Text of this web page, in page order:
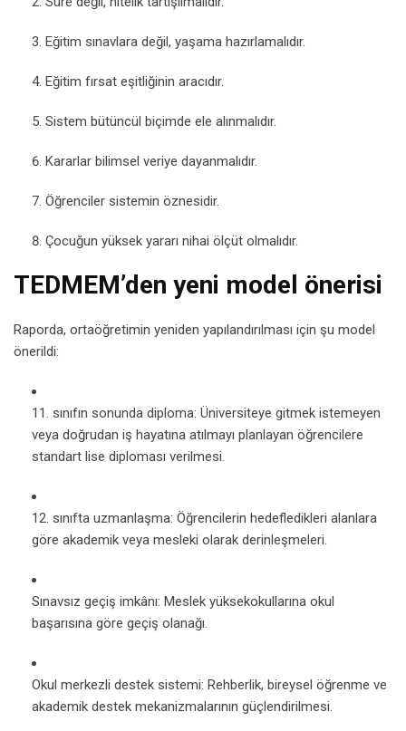
Eğitim sınavlara değil, yaşama hazırlamalıdır.
Eğitim fırsat eşitliğinin aracıdır.
Sistem bütüncül biçimde ele alınmalıdır.
Kararlar bilimsel veriye dayanmalıdır.
Öğrenciler sistemin öznesidir.
Çocuğun yüksek yararı nihai ölçüt olmalıdır.
TEDMEM’den yeni model önerisi
Raporda, ortaöğretimin yeniden yapılandırılması için şu model
önerildi:
11. sınıfın sonunda diploma: Üniversiteye gitmek istemeyen
veya doğrudan iş hayatına atılmayı planlayan öğrencilere
standart lise diploması verilmesi.
12. sınıfta uzmanlaşma: Öğrencilerin hedefledikleri alanlara
göre akademik veya mesleki olarak derinleşmeleri.
Sınavsız geçiş imkânı: Meslek yüksekokullarına okul
başarısına göre geçiş olanağı.
Okul merkezli destek sistemi: Rehberlik, bireysel öğrenme ve
akademik destek mekanizmalarının güçlendirilmesi.